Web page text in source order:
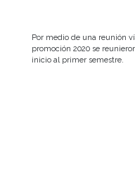
Por medio de una reunión
promoción 2020 se
inicio al primer semestre.